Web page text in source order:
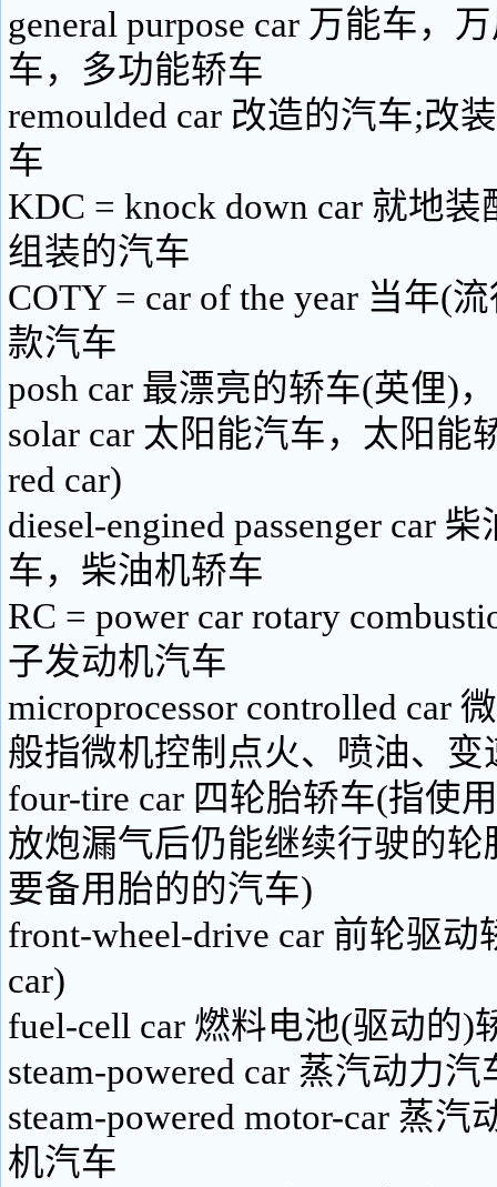
general purpose car 万能车，
车，多功能轿车
remoulded car 改造的汽车;改
车
KDC = knock down car 就地
组装的汽车
COTY = car of the year 当年(
款汽车
posh car 最漂亮的轿车(英俚)
solar car 太阳能汽车，太阳能
red car)
diesel-engined passenger car
车，柴油机轿车
RC = power car rotary
子发动机汽车
microprocessor controlled car
般指微机控制点火、喷油、变
four-tire car 四轮胎轿车(指使
放炮漏气后仍能继续行驶的
要备用胎的的汽车)
front-wheel-drive car 前轮驱
car)
fuel-cell car 燃料电池(驱动的)
steam-powered car 蒸汽动力
steam-powered motor-car 蒸
机汽车